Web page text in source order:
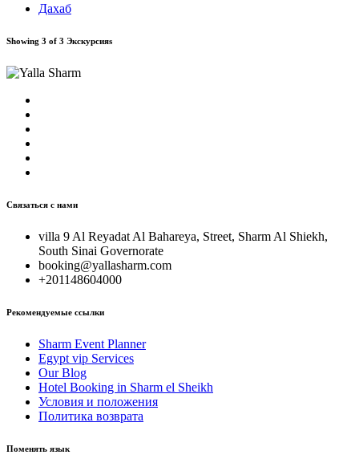
Дахаб
Showing 3 of 3 Экскурсияs
Связаться с нами
villa 9 Al Reyadat Al Bahareya, Street, Sharm Al Shiekh,
South Sinai Governorate
booking@yallasharm.com
+201148604000
Рекомендуемые ссылки
Sharm Event Planner
Egypt vip Services
Our Blog
Hotel Booking in Sharm el Sheikh
Условия и положения
Политика возврата
Поменять язык